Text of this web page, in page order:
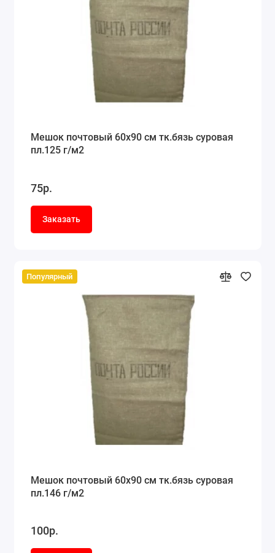
Мешок почтовый 60x90 см тк.бязь суровая
пл.125 г/м2
75р.
Заказать
Популярный
Мешок почтовый 60x90 см тк.бязь суровая
пл.146 г/м2
100р.